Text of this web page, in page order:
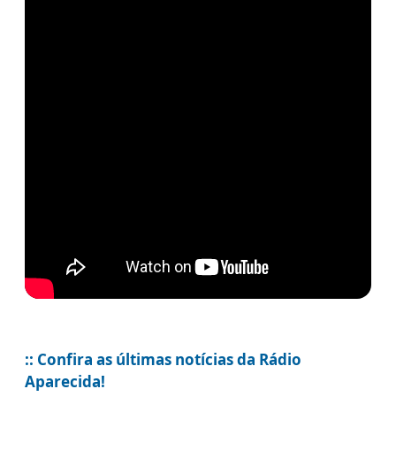
:: Confira as últimas notícias da Rádio
Aparecida!